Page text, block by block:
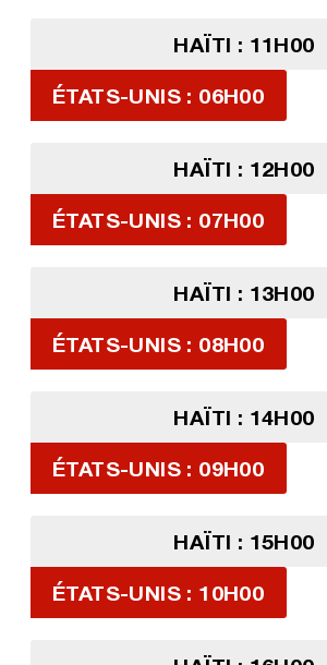
HAÏTI : 11H00
ÉTATS-UNIS : 06H00
HAÏTI : 12H00
ÉTATS-UNIS : 07H00
HAÏTI : 13H00
ÉTATS-UNIS : 08H00
HAÏTI : 14H00
ÉTATS-UNIS : 09H00
HAÏTI : 15H00
ÉTATS-UNIS : 10H00